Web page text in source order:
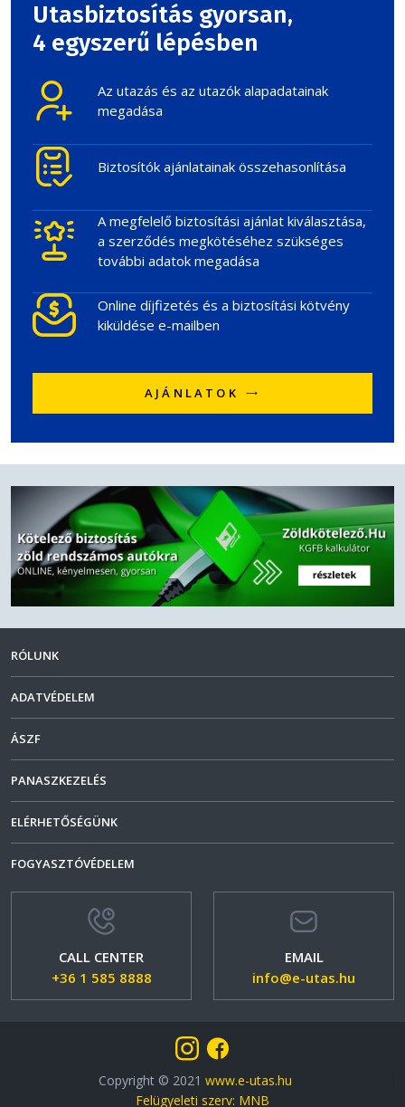
Utasbiztosítás gyorsan,
4 egyszerű lépésben
Az utazás és az utazók alapadatainak
megadása
Biztosítók ajánlatainak összehasonlítása
A megfelelő biztosítási ajánlat kiválasztása,
a szerződés megkötéséhez szükséges
további adatok megadása
Online díjfizetés és a biztosítási kötvény
kiküldése e-mailben
AJÁNLATOK
RÓLUNK
ADATVÉDELEM
ÁSZF
PANASZKEZELÉS
ELÉRHETŐSÉGÜNK
FOGYASZTÓVÉDELEM
CALL CENTER
+36 1 585 8888
EMAIL
info@e-utas.hu
Copyright © 2021 www.e-utas.hu
Felügyeleti szerv: MNB